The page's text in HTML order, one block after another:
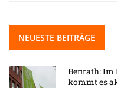
NEUESTE BEITRÄGE
Benrath: Im
kommt es